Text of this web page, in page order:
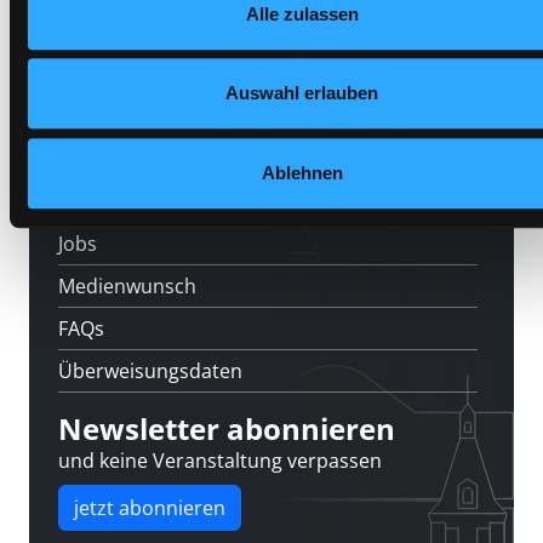
und in unserem
Alle zulassen
Auswahl erlauben
Ablehnen
Standorte
Über uns
Jobs
Medienwunsch
FAQs
Überweisungsdaten
Newsletter abonnieren
und keine Veranstaltung verpassen
jetzt abonnieren